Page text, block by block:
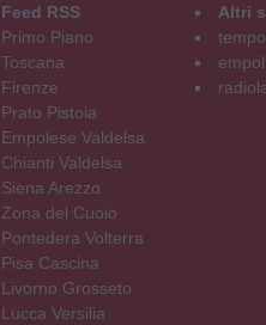
Feed RSS
Primo Piano
Toscana
Firenze
Prato Pistoia
Empolese Valdelsa
Chianti Valdelsa
Siena Arezzo
Zona del Cuoio
Pontedera Volterra
Pisa Cascina
Livorno Grosseto
Lucca Versilia
Altri